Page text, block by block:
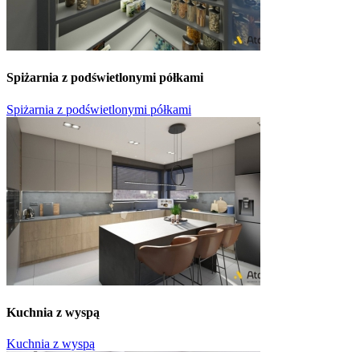
Spiżarnia z podświetlonymi półkami
Spiżarnia z podświetlonymi półkami
Kuchnia z wyspą
Kuchnia z wyspą